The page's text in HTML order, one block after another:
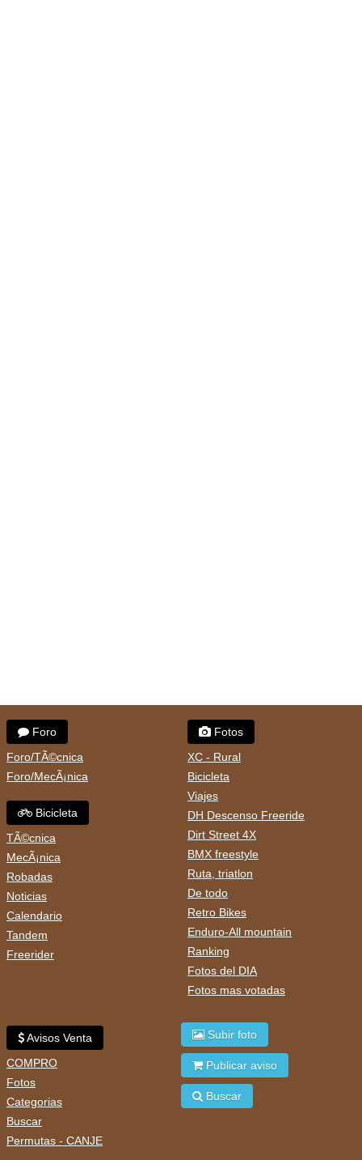
Foro
Foro/TÃ©cnica
Foro/MecÃ¡nica
Bicicleta
TÃ©cnica
MecÃ¡nica
Robadas
Noticias
Calendario
Tandem
Freerider
Fotos
XC - Rural
Bicicleta
Viajes
DH Descenso Freeride
Dirt Street 4X
BMX freestyle
Ruta, triatlon
De todo
Retro Bikes
Enduro-All mountain
Ranking
Fotos del DIA
Fotos mas votadas
Avisos Venta
COMPRO
Fotos
Categorias
Buscar
Permutas - CANJE
Subir foto
Publicar aviso
Buscar